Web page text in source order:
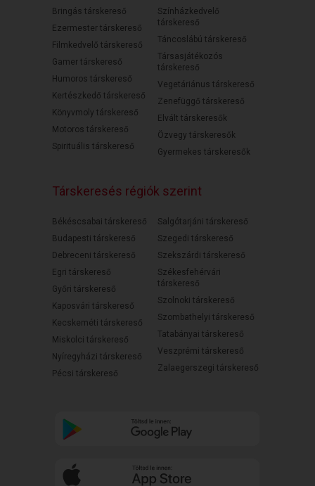
Bringás társkereső
Ezermester társkereső
Filmkedvelő társkereső
Gamer társkereső
Humoros társkereső
Kertészkedő társkereső
Könyvmoly társkereső
Motoros társkereső
Spirituális társkereső
Színházkedvelő
társkereső
Táncoslábú társkereső
Társasjátékozós
társkereső
Vegetáriánus társkereső
Zenefüggő társkereső
Elvált társkeresők
Özvegy társkeresők
Gyermekes társkeresők
Társkeresés régiók szerint
Békéscsabai társkereső
Budapesti társkereső
Debreceni társkereső
Egri társkereső
Győri társkereső
Kaposvári társkereső
Kecskeméti társkereső
Miskolci társkereső
Nyíregyházi társkereső
Pécsi társkereső
Salgótarjáni társkereső
Szegedi társkereső
Szekszárdi társkereső
Székesfehérvári
társkereső
Szolnoki társkereső
Szombathelyi társkereső
Tatabányai társkereső
Veszprémi társkereső
Zalaegerszegi társkereső